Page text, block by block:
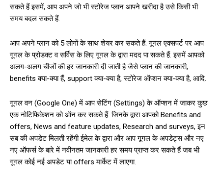
सकते हैं इसमें, आप अपने जो भी स्टोरेज प्लान आपने खरीदा है उसे किसी भी
समय बदल सकते हैं.
आप अपने प्लान को 5 लोगों के साथ शेयर कर सकते हैं. गूगल एक्सपर्ट पर आप
गूगल के प्रोडक्ट व सर्विस के लिए गूगल के द्वारा मदद पा सकते हैं. इसमें आपको
अलग-अलग चीजों की हर जानकारी दी जाती है जैसे प्लान की जानकारी,
benefits क्या-क्या हैं, support क्या-क्या है, स्टोरेज ऑप्शन क्या-क्या है, आदि.
गूगल वन (Google One) में आप सेटिंग (Settings) के ऑप्शन में जाकर कुछ
एक नोटिफिकेशन को ऑन कर सकते हैं. जिनके द्वारा आपको Benefits and
offers, News and feature updates, Research and surveys, इन
सब की अपडेट मिलती रहेंगी ईमेल के द्वारा और आप गूगल के अपडेट्स और नए
नए ऑफर्स के बारे में नवीनतम जानकारी हर समय प्राप्त कर सकते हैं जब भी
गूगल कोई नई अपडेट या offers मार्केट में लाएगा.